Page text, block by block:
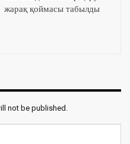
жарақ қоймасы табылды
not be published.